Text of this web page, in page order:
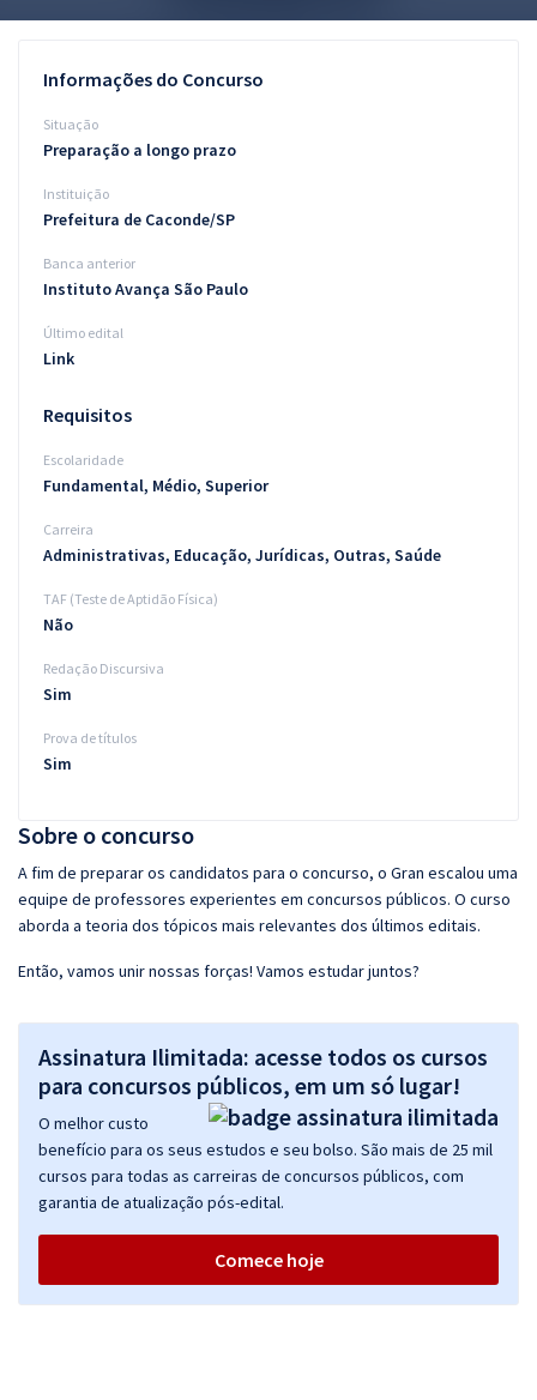
Questões grátis
Blog
Aprovados
Atendimento
Sobre o concurso
A fim de preparar os candidatos para o concurso, o Gran escalou uma
equipe de professores experientes em concursos públicos. O curso
aborda a teoria dos tópicos mais relevantes dos últimos editais.
Então, vamos unir nossas forças! Vamos estudar juntos?
Assinatura Ilimitada: acesse todos os cursos
para concursos públicos, em um só lugar!
O melhor custo
benefício para os seus estudos e seu bolso. São mais de 25 mil
cursos para todas as carreiras de concursos públicos, com
garantia de atualização pós-edital.
Comece hoje
Informações do Concurso
Situação
Preparação a longo prazo
Instituição
Prefeitura de Caconde/SP
Banca anterior
Instituto Avança São Paulo
Último edital
Link
Requisitos
Escolaridade
Fundamental, Médio, Superior
Carreira
Administrativas, Educação, Jurídicas, Outras, Saúde
TAF (Teste de Aptidão Física)
Não
Redação Discursiva
Sim
Prova de títulos
Sim